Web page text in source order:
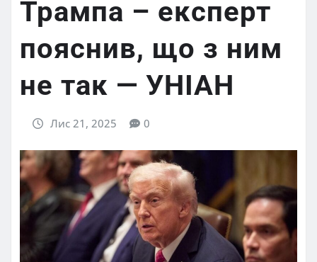
Трампа – експерт
пояснив, що з ним
не так — УНІАН
Лис 21, 2025 0